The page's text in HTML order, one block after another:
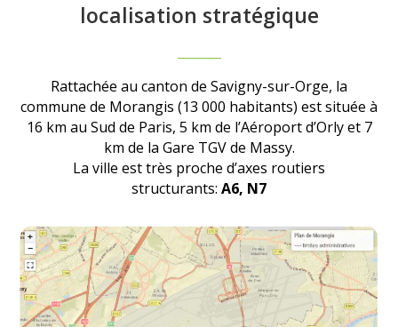
localisation stratégique
Rattachée au canton de Savigny-sur-Orge, la
commune de Morangis (13 000 habitants) est située à
16 km au Sud de Paris, 5 km de l’Aéroport d’Orly et 7
km de la Gare TGV de Massy.
La ville est très proche d’axes routiers
structurants: A6, N7